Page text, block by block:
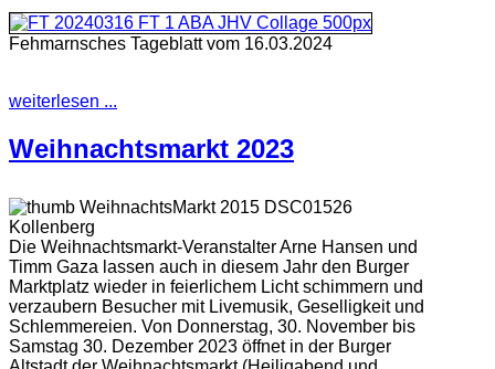
Fehmarnsches Tageblatt vom 16.03.2024
weiterlesen ...
Weihnachtsmarkt 2023
Die Weihnachtsmarkt-Veranstalter Arne Hansen und
Timm Gaza lassen auch in diesem Jahr den Burger
Marktplatz wieder in feierlichem Licht schimmern und
verzaubern Besucher mit Livemusik, Geselligkeit und
Schlemmereien. Von Donnerstag, 30. November bis
Samstag 30. Dezember 2023 öffnet in der Burger